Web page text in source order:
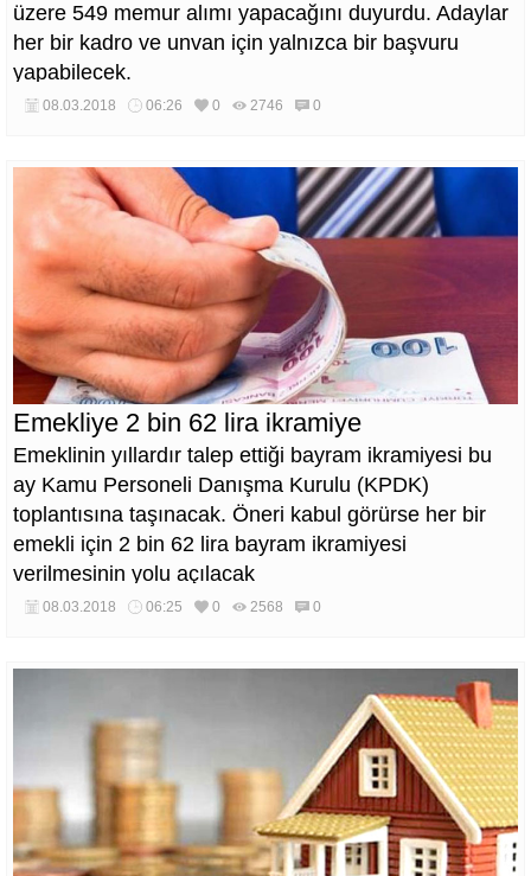
üzere 549 memur alımı yapacağını duyurdu. Adaylar
her bir kadro ve unvan için yalnızca bir başvuru
yapabilecek.
08.03.2018 06:26 0 2746 0
Emekliye 2 bin 62 lira ikramiye
Emeklinin yıllardır talep ettiği bayram ikramiyesi bu
ay Kamu Personeli Danışma Kurulu (KPDK)
toplantısına taşınacak. Öneri kabul görürse her bir
emekli için 2 bin 62 lira bayram ikramiyesi
verilmesinin yolu açılacak
08.03.2018 06:25 0 2568 0